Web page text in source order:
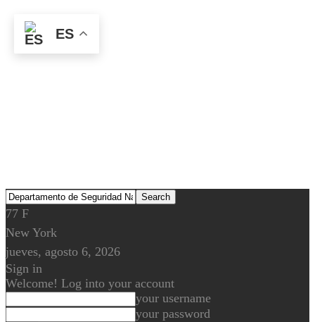
77 F
New York
jueves, agosto 6, 2026
Sign in
Welcome! Log into your account
your username
your password
ES